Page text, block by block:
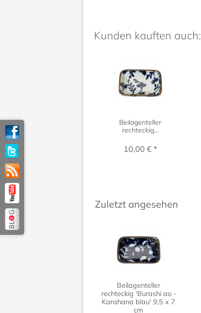
Kunden kauften auch:
Beilagenteller
rechteckig...
10,00 € *
Zuletzt angesehen
Beilagenteller
rechteckig 'Burashi ao -
Karahana blau' 9,5 x 7
cm